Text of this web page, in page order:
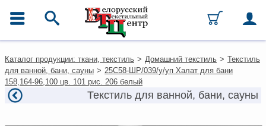
Каталог
Ткани
Домашний текстиль
Одежда
Каталог продукции: ткани, текстиль > Домашний текстиль > Текстиль
для ванной, бани, сауны > 25С58-ШР/039/у/уп Халат для бани
158,164-96,100 цв. 101 рис. 206 белый
Текстиль для ванной, бани, сауны